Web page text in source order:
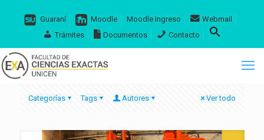
Guaraní Moodle Moodle Ingreso
Webmail
Trámites
Documentos Contacto
Categorías Tags Autores Ver todo